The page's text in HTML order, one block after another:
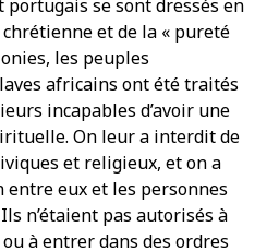
se sont dressés en
et de la « pureté
les peuples
africains ont été traités
incapables d’avoir une
On leur a interdit de
et religieux, et on a
eux et les personnes
n’étaient pas autorisés à
à entrer dans des ordres